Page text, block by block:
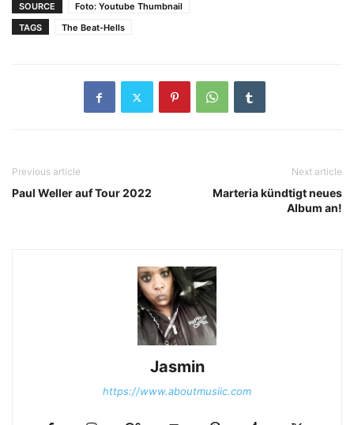
SOURCE
Foto: Youtube Thumbnail
TAGS
The Beat-Hells
Previous article
Paul Weller auf Tour 2022
Next article
Marteria kündtigt neues
Album an!
Jasmin
https://www.aboutmusiic.com